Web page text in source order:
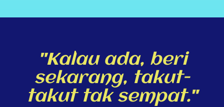
"Kalau ada, beri
sekarang, takut-
takut tak sempat."